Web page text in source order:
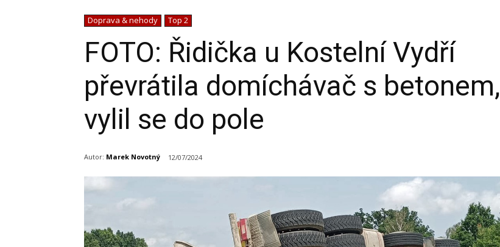
Doprava & nehody Top 2
FOTO: Řidička u Kostelní Vydří
převrátila domíchávač s betonem,
vylil se do pole
Autor: Marek Novotný 12/07/2024